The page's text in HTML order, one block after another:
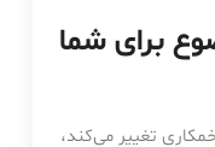
برای شما
تغییر می‌کند،